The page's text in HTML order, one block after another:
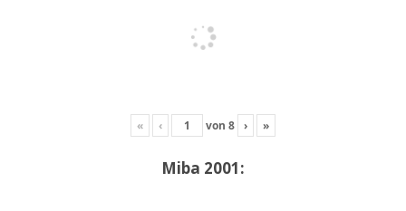
« ‹ von 8 › »
Miba 2001: